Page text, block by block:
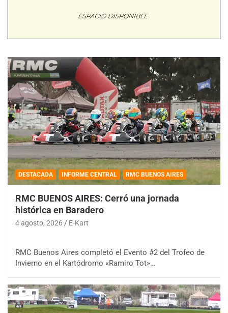
DESTACADA INFORME CENTRAL RMC BUENOS AIRES
RMC BUENOS AIRES: Cerró una jornada
histórica en Baradero
4 agosto, 2026 E-Kart
RMC Buenos Aires completó el Evento #2 del Trofeo de
Invierno en el Kartódromo «Ramiro Tot»…